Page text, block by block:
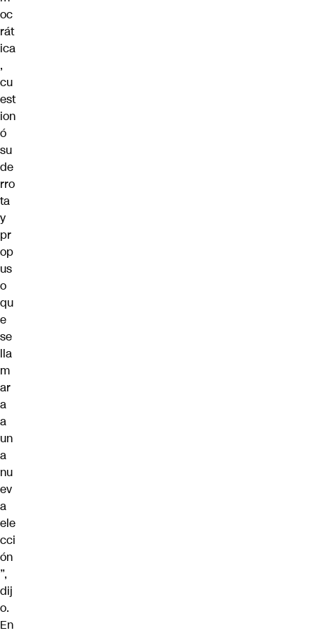
oc
rát
ica
,
cu
est
ion
ó
su
de
rro
ta
y
pr
op
us
o
qu
e
se
lla
m
ar
a
a
un
a
nu
ev
a
ele
cci
ón
”,
dij
o.
En